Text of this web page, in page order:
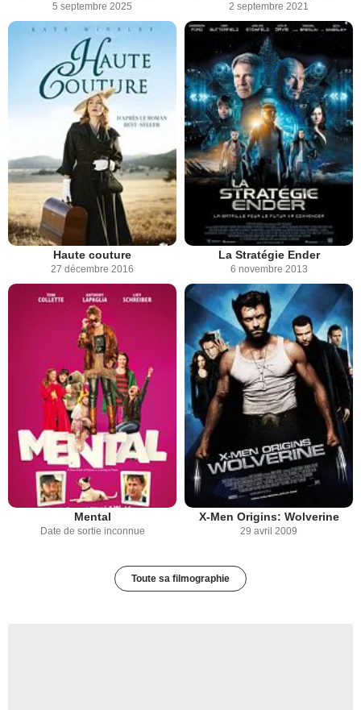
5 septembre 2025 2 septembre 2021
Haute couture
27 décembre 2016
La Stratégie Ender
6 novembre 2013
Mental
Date de sortie inconnue
X-Men Origins: Wolverine
29 avril 2009
Toute sa filmographie